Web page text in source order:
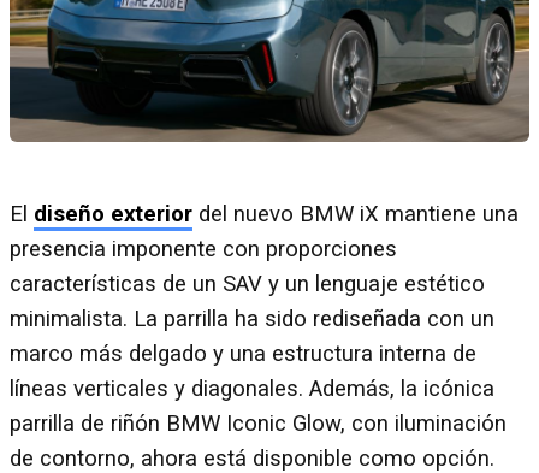
El diseño exterior del nuevo BMW iX mantiene una
presencia imponente con proporciones
características de un SAV y un lenguaje estético
minimalista. La parrilla ha sido rediseñada con un
marco más delgado y una estructura interna de
líneas verticales y diagonales. Además, la icónica
parrilla de riñón BMW Iconic Glow, con iluminación
de contorno, ahora está disponible como opción.